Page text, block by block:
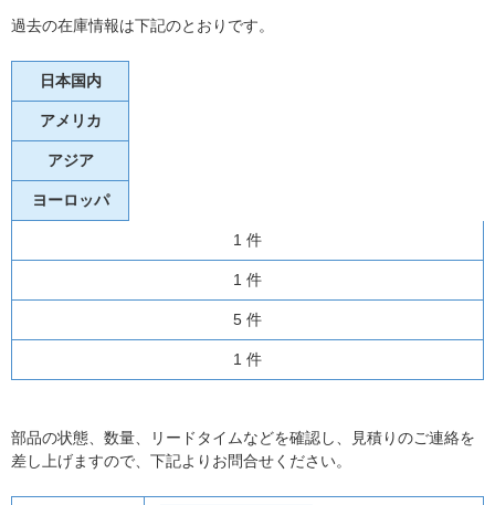
過去の在庫情報は下記のとおりです。
日本国内
アメリカ
アジア
ヨーロッパ
1 件
1 件
5 件
1 件
部品の状態、数量、リードタイムなどを確認し、見積りのご連絡を
差し上げますので、下記よりお問合せください。